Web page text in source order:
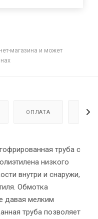
магазина и может
ОПЛАТА
труба с
низкого
внутри и снаружи,
Обмотка
давая мелким
труба позволяет